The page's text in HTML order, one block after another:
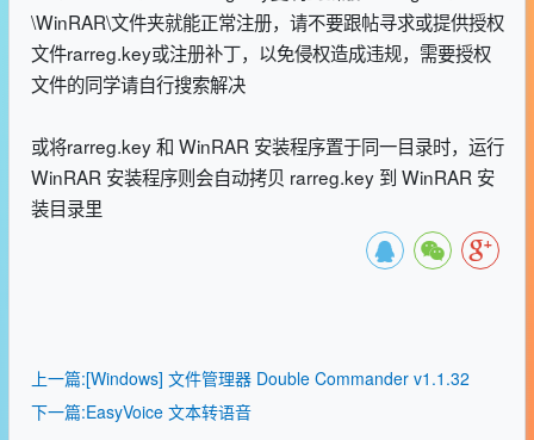
\WinRAR\文件夹就能正常注册，请不要跟帖寻求或提供授权
文件rarreg.key或注册补丁，以免侵权造成违规，需要授权
文件的同学请自行搜索解决
或将rarreg.key 和 WinRAR 安装程序置于同一目录时，运行
WinRAR 安装程序则会自动拷贝 rarreg.key 到 WinRAR 安
装目录里
上一篇:[Windows] 文件管理器 Double Commander v1.1.32
下一篇:EasyVoice 文本转语音